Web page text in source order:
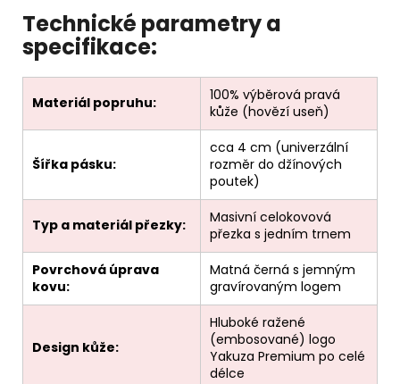
Technické parametry a
specifikace:
Materiál popruhu:
100% výběrová pravá
kůže (hovězí useň)
Šířka pásku:
cca 4 cm (univerzální
rozměr do džínových
poutek)
Typ a materiál přezky:
Masivní celokovová
přezka s jedním trnem
Povrchová úprava
kovu:
Matná černá s jemným
gravírovaným logem
Design kůže:
Hluboké ražené
(embosované) logo
Yakuza Premium po celé
délce